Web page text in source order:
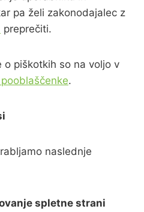
pa želi zakonodajalec z
preprečiti.
o piškotkih so na voljo v
.
naslednje
spletne strani